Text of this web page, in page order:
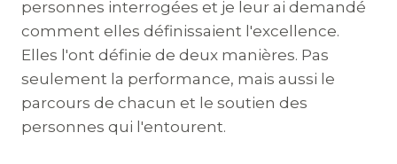
personnes interrogées et je leur ai demandé
comment elles définissaient l'excellence.
Elles l'ont définie de deux manières. Pas
seulement la performance, mais aussi le
parcours de chacun et le soutien des
personnes qui l'entourent.